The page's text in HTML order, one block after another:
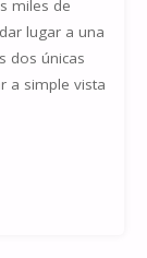
miles de
lugar a una
dos únicas
a simple vista